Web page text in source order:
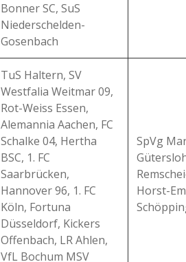
Bonner SC, SuS
Niederschelden-
Gosenbach
TuS Haltern, SV
Westfalia Weitmar 09,
Rot-Weiss Essen,
Alemannia Aachen, FC
Schalke 04, Hertha
BSC, 1. FC
Saarbrücken,
Hannover 96, 1. FC
Köln, Fortuna
Düsseldorf, Kickers
Offenbach, LR Ahlen,
VfL Bochum MSV
SpVg
Horst-